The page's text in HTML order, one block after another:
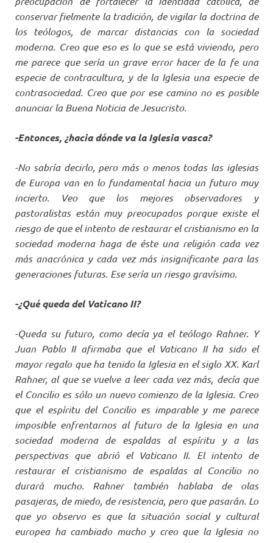
conservar fielmente la tradición, de vigilar la doctrina de
los teólogos, de marcar distancias con la sociedad
moderna. Creo que eso es lo que se está viviendo, pero
me parece que sería un grave error hacer de la fe una
especie de contracultura, y de la Iglesia una especie de
contrasociedad. Creo que por ese camino no es posible
anunciar la Buena Noticia de Jesucristo.
-Entonces, ¿hacia dónde va la Iglesia vasca?
-No sabría decirlo, pero más o menos todas las iglesias
de Europa van en lo fundamental hacia un futuro muy
incierto. Veo que los mejores observadores y
pastoralistas están muy preocupados porque existe el
riesgo de que el intento de restaurar el cristianismo en la
sociedad moderna haga de éste una religión cada vez
más anacrónica y cada vez más insignificante para las
generaciones futuras. Ese sería un riesgo gravísimo.
-¿Qué queda del Vaticano II?
-Queda su futuro, como decía ya el teólogo Rahner. Y
Juan Pablo II afirmaba que el Vaticano II ha sido el
mayor regalo que ha tenido la Iglesia en el siglo XX. Karl
Rahner, al que se vuelve a leer cada vez más, decía que
el Concilio es sólo un nuevo comienzo de la Iglesia. Creo
que el espíritu del Concilio es imparable y me parece
imposible enfrentarnos al futuro de la Iglesia en una
sociedad moderna de espaldas al espíritu y a las
perspectivas que abrió el Vaticano II. El intento de
restaurar el cristianismo de espaldas al Concilio no
durará mucho. Rahner también hablaba de olas
pasajeras, de miedo, de resistencia, pero que pasarán. Lo
que yo observo es que la situación social y cultural
europea ha cambiado mucho y creo que la Iglesia no